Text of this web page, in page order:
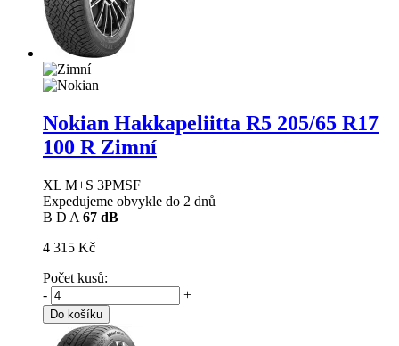
Nokian Hakkapeliitta R5 205/65 R17
100 R Zimní
XL M+S 3PMSF
Expedujeme obvykle do 2 dnů
B D A 67 dB
4 315 Kč
Počet kusů:
-
+
Do košíku